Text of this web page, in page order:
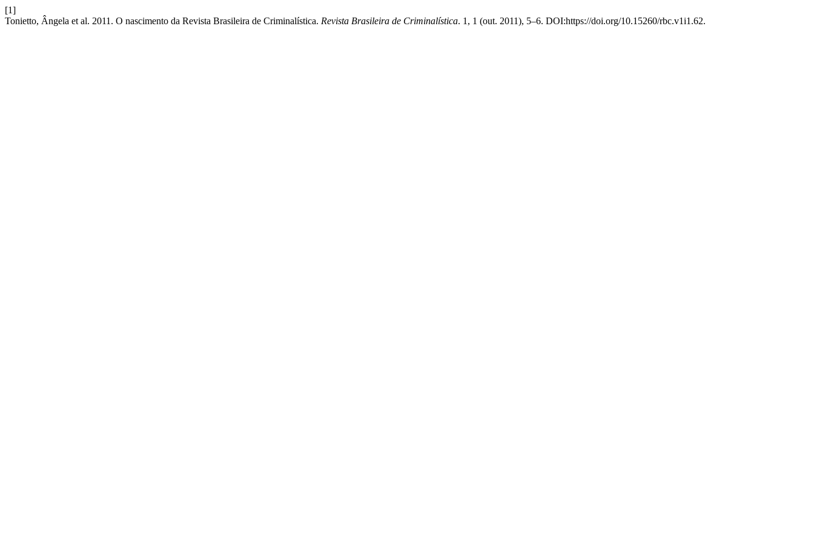
[1]
Tonietto, Ângela et al. 2011. O nascimento da Revista Brasileira de Criminalística. Revista Brasileira de Criminalística. 1, 1 (out. 2011), 5–6. DOI:https://doi.org/10.15260/rbc.v1i1.62.